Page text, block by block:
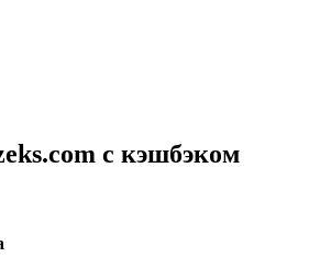
с кэшбэком